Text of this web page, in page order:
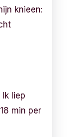
knieen:
liep
min per